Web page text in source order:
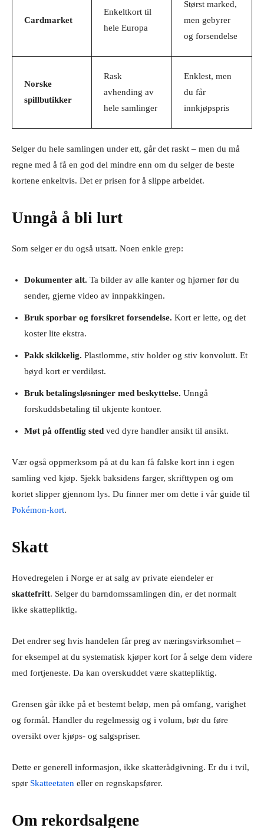
Cardmarket
Enkeltkort til
hele Europa
Størst marked,
men gebyrer
og forsendelse
Norske
spillbutikker
Rask
avhending av
hele samlinger
Enklest, men
du får
innkjøpspris
Selger du hele samlingen under ett, går det raskt – men du må
regne med å få en god del mindre enn om du selger de beste
kortene enkeltvis. Det er prisen for å slippe arbeidet.
Unngå å bli lurt
Som selger er du også utsatt. Noen enkle grep:
Dokumenter alt. Ta bilder av alle kanter og hjørner før du
sender, gjerne video av innpakkingen.
Bruk sporbar og forsikret forsendelse. Kort er lette, og det
koster lite ekstra.
Pakk skikkelig. Plastlomme, stiv holder og stiv konvolutt. Et
bøyd kort er verdiløst.
Bruk betalingsløsninger med beskyttelse. Unngå
forskuddsbetaling til ukjente kontoer.
Møt på offentlig sted ved dyre handler ansikt til ansikt.
Vær også oppmerksom på at du kan få falske kort inn i egen
samling ved kjøp. Sjekk baksidens farger, skrifttypen og om
kortet slipper gjennom lys. Du finner mer om dette i vår guide til
Pokémon-kort.
Skatt
Hovedregelen i Norge er at salg av private eiendeler er
skattefritt. Selger du barndomssamlingen din, er det normalt
ikke skattepliktig.
Det endrer seg hvis handelen får preg av næringsvirksomhet –
for eksempel at du systematisk kjøper kort for å selge dem videre
med fortjeneste. Da kan overskuddet være skattepliktig.
Grensen går ikke på et bestemt beløp, men på omfang, varighet
og formål. Handler du regelmessig og i volum, bør du føre
oversikt over kjøps- og salgspriser.
Dette er generell informasjon, ikke skatterådgivning. Er du i tvil,
spør Skatteetaten eller en regnskapsfører.
Om rekordsalgene